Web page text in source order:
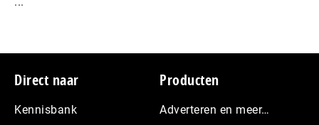
Footer
Direct naar
Kennisbank
Producten
Adverteren en meer…